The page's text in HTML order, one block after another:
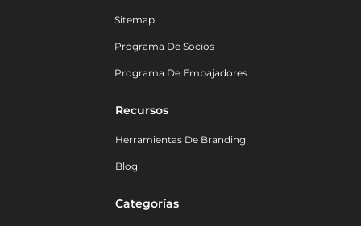
Sitemap
Programa De Socios
Programa De Embajadores
Recursos
Herramientas De Branding
Blog
Categorías